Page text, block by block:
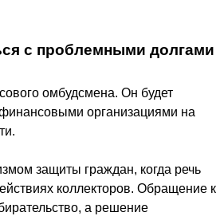
с проблемными долгами
омбудсмена. Он будет
организациями на
защиты граждан, когда речь
коллекторов. Обращение к
а решение